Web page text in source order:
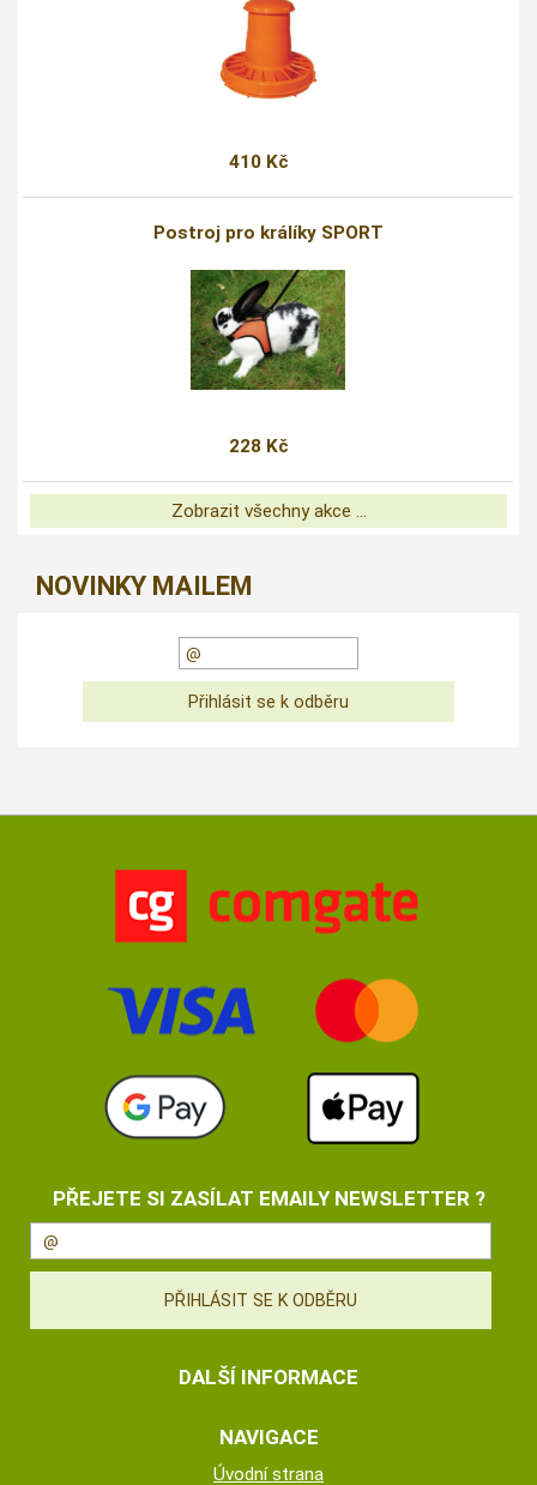
410 Kč
Postroj pro králíky SPORT
228 Kč
Zobrazit všechny akce ...
NOVINKY MAILEM
PŘEJETE SI ZASÍLAT EMAILY NEWSLETTER ?
DALŠÍ INFORMACE
NAVIGACE
Úvodní strana